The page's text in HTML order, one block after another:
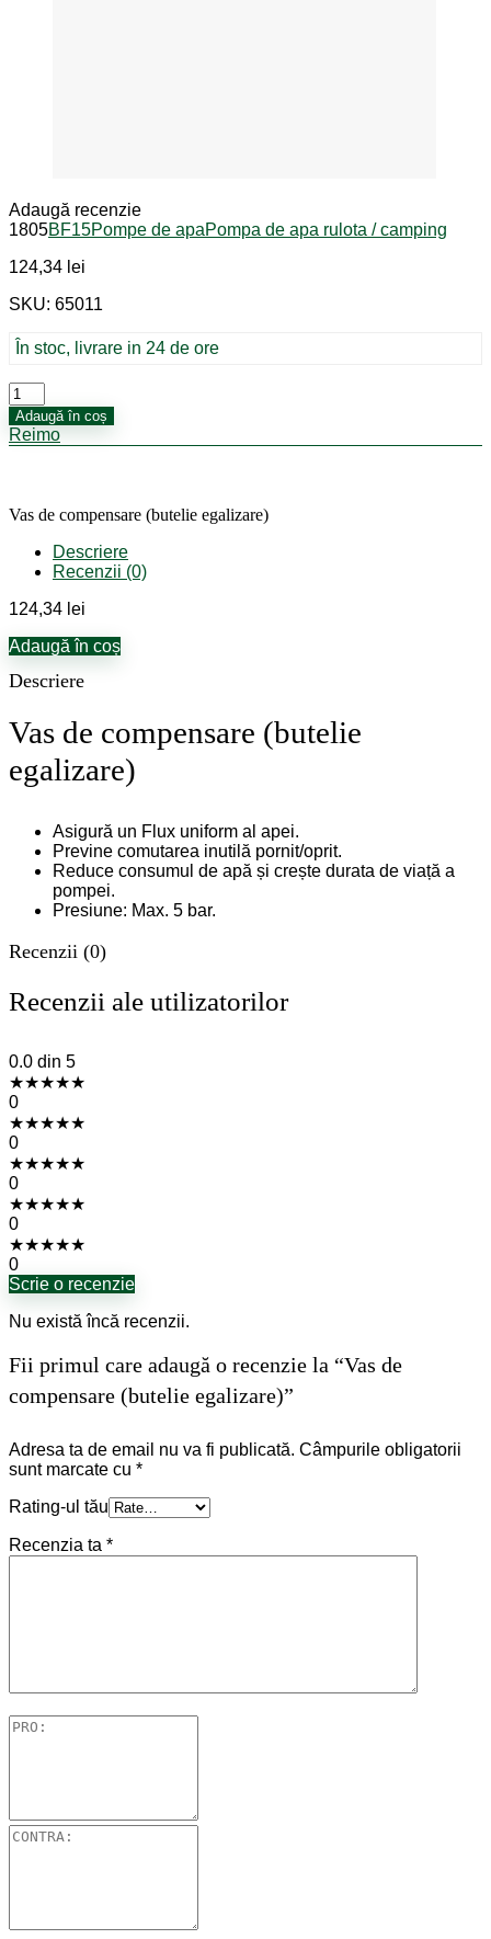
Adaugă recenzie
1805BF15Pompe de apaPompa de apa rulota / camping
124,34 lei
SKU: 65011
În stoc, livrare in 24 de ore
Cantitate
Vas
de
compensare
Adaugă în coș
Reimo
Vas de compensare (butelie egalizare)
Descriere
Recenzii (0)
124,34 lei
Adaugă în coș
Descriere
Vas de compensare (butelie
egalizare)
Asigură un Flux uniform al apei.
Previne comutarea inutilă pornit/oprit.
Reduce consumul de apă și crește durata de viață a
pompei.
Presiune: Max. 5 bar.
Recenzii (0)
Recenzii ale utilizatorilor
0.0 din 5
★★★★★
0
★★★★★
0
★★★★★
0
★★★★★
0
★★★★★
0
Scrie o recenzie
Nu există încă recenzii.
Fii primul care adaugă o recenzie la “Vas de
compensare (butelie egalizare)”
Adresa ta de email nu va fi publicată. Câmpurile obligatorii
sunt marcate cu *
Rating-ul tău
Recenzia ta *